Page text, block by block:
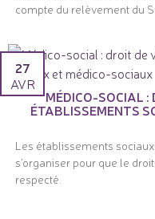
compte du relèvement du
MÉDICO-SOCIAL :
ÉTABLISSEMENTS
27
AVR
Les établissements
s'organiser pour que le
respecté.